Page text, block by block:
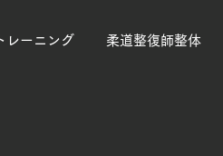
レーニング 柔道整復師整体